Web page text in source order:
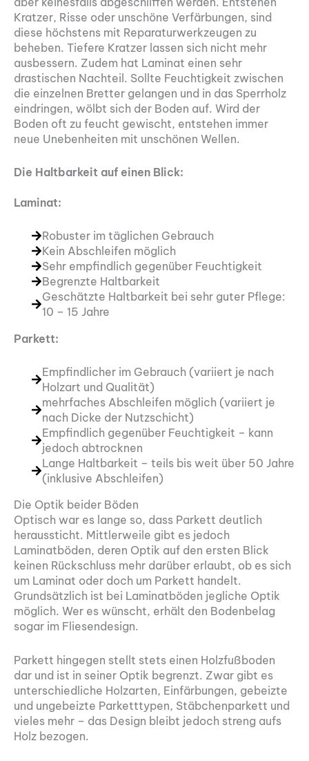
Kratzer, Risse oder unschöne Verfärbungen, sind
diese höchstens mit Reparaturwerkzeugen zu
beheben. Tiefere Kratzer lassen sich nicht mehr
ausbessern. Zudem hat Laminat einen sehr
drastischen Nachteil. Sollte Feuchtigkeit zwischen
die einzelnen Bretter gelangen und in das Sperrholz
eindringen, wölbt sich der Boden auf. Wird der
Boden oft zu feucht gewischt, entstehen immer
neue Unebenheiten mit unschönen Wellen.
Die Haltbarkeit auf einen Blick:
Laminat:
Robuster im täglichen Gebrauch
Kein Abschleifen möglich
Sehr empfindlich gegenüber Feuchtigkeit
Begrenzte Haltbarkeit
Geschätzte Haltbarkeit bei sehr guter Pflege:
10 – 15 Jahre
Parkett:
Empfindlicher im Gebrauch (variiert je nach
Holzart und Qualität)
mehrfaches Abschleifen möglich (variiert je
nach Dicke der Nutzschicht)
Empfindlich gegenüber Feuchtigkeit – kann
jedoch abtrocknen
Lange Haltbarkeit – teils bis weit über 50 Jahre
(inklusive Abschleifen)
Die Optik beider Böden
Optisch war es lange so, dass Parkett deutlich
heraussticht. Mittlerweile gibt es jedoch
Laminatböden, deren Optik auf den ersten Blick
keinen Rückschluss mehr darüber erlaubt, ob es sich
um Laminat oder doch um Parkett handelt.
Grundsätzlich ist bei Laminatböden jegliche Optik
möglich. Wer es wünscht, erhält den Bodenbelag
sogar im Fliesendesign.
Parkett hingegen stellt stets einen Holzfußboden
dar und ist in seiner Optik begrenzt. Zwar gibt es
unterschiedliche Holzarten, Einfärbungen, gebeizte
und ungebeizte Parketttypen, Stäbchenparkett und
vieles mehr – das Design bleibt jedoch streng aufs
Holz bezogen.